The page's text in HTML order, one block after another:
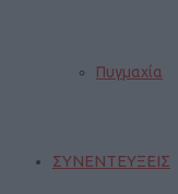
Πυγμαχία
ΣΥΝΕΝΤΕΥΞΕΙΣ